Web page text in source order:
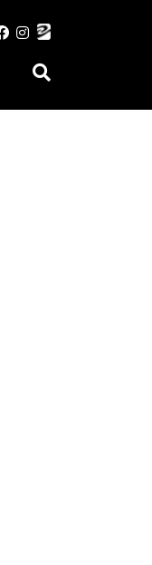
Zur
springen
Zum
springen